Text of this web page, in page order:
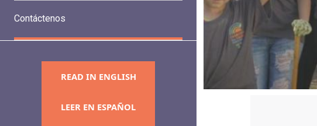
Contáctenos
READ IN ENGLISH
LEER EN ESPAÑOL